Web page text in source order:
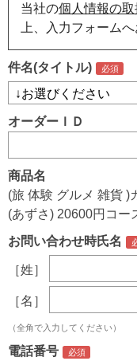
当社の個人情報の
上、入力フォーム
件名(タイトル)
オーダーＩＤ
商品名
(旅 体験 グルメ 雑貨 )
(あずさ) 20600円コー
お問い合わせ時氏名
［姓］
［名］
（全角で入力してください）
電話番号